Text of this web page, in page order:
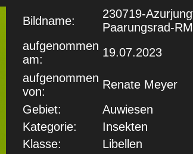
Bildname:
230719-
Paarungsrad-
aufgenommen
am:
19.07.2023
aufgenommen
von:
Renate Meyer
Gebiet:
Auwiesen
Kategorie:
Insekten
Klasse:
Libellen